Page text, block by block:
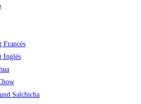
Francés
Inglés
Salchicha